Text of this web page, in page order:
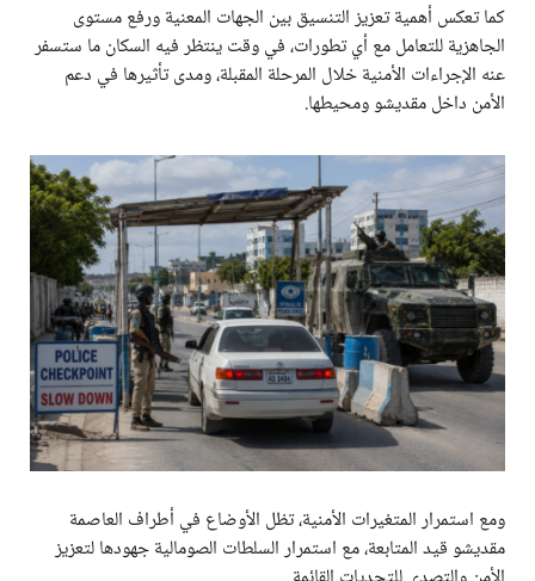
كما تعكس أهمية تعزيز التنسيق بين الجهات المعنية ورفع مستوى
الجاهزية للتعامل مع أي تطورات، في وقت ينتظر فيه السكان ما ستسفر
عنه الإجراءات الأمنية خلال المرحلة المقبلة، ومدى تأثيرها في دعم
الأمن داخل مقديشو ومحيطها.
ومع استمرار المتغيرات الأمنية، تظل الأوضاع في أطراف العاصمة
مقديشو قيد المتابعة، مع استمرار السلطات الصومالية جهودها لتعزيز